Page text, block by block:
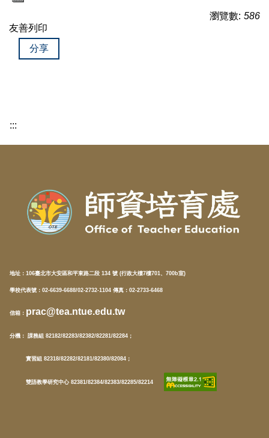
瀏覽數: 586
友善列印
分享
:::
地址： 106臺北市大安區和平東路二段 134 號 (行政大樓7樓701、700b室)
學校代表號：02-6639-6688/02-2732-1104 傳真：02-2733-6468
信箱 ： prac@tea.ntue.edu.tw
分機 ： 課務組 82182/82283/82382/82281/82284；
實習組 82318/82282/82181/82380/82084；
雙語教學研究中心 82381/82384/82383/82285/82214